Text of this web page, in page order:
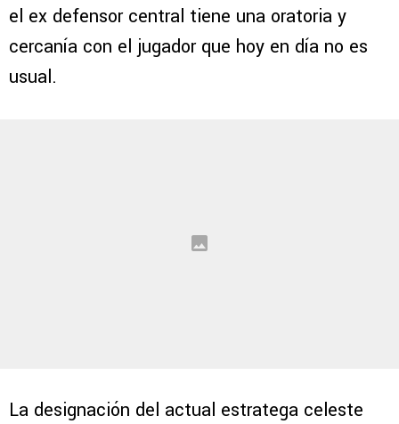
el ex defensor central tiene una oratoria y
cercanía con el jugador que hoy en día no es
usual.
La designación del actual estratega celeste